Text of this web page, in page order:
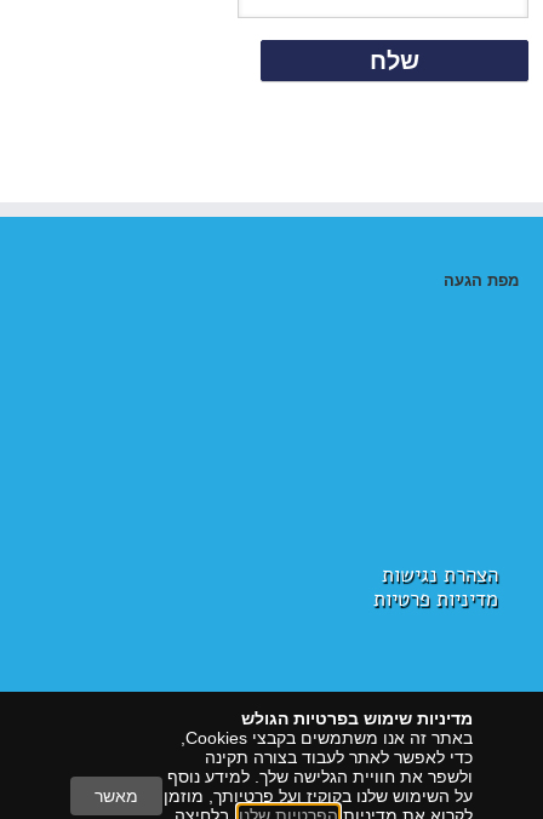
מפת הגעה
הצהרת נגישות
מדיניות פרטיות
מדיניות שימוש בפרטיות הגולש
כדי לאפשר לאתר לעבוד בצורה תקינה
ולשפר את חוויית הגלישה שלך. למידע נוסף
על השימוש שלנו בקוקיז ועל פרטיותך, מוזמן
מאשר